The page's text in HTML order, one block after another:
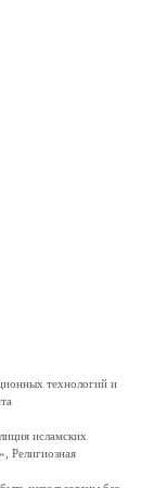
технологий и
исламских
Религиозная